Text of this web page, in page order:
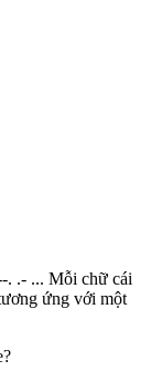
. .- ... Mỗi chữ cái
ứng với một